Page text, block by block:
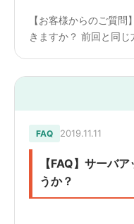
【お客様からのご質
きますか？ 前回と同じ
FAQ 2019.11.11
【FAQ】サーバ
うか？